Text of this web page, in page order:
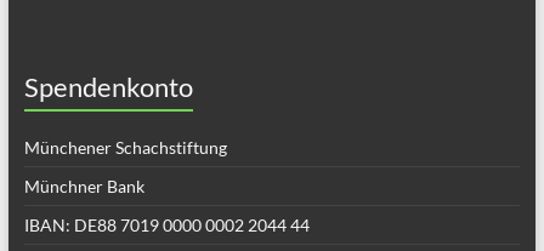
Spendenkonto
Münchener Schachstiftung
Münchner Bank
IBAN: DE88 7019 0000 0002 2044 44